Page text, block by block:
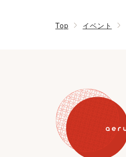
Top イベント